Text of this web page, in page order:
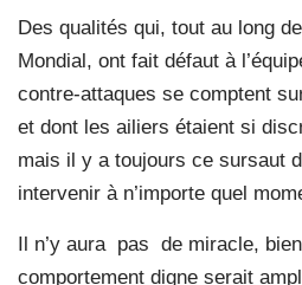
Des qualités qui, tout au long
Mondial, ont fait défaut à
contre-attaques se comptent
et dont les ailiers étaient si
mais il y a toujours ce sursaut
intervenir à n’importe quel
Il n’y aura pas de miracle,
comportement digne serait